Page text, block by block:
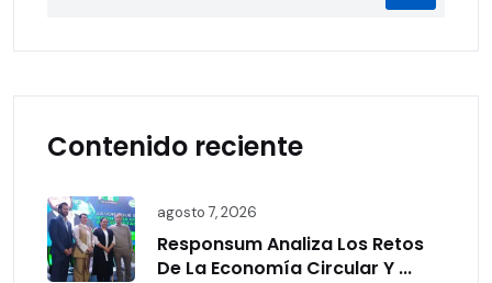
Contenido reciente
agosto 7, 2026
Responsum Analiza Los Retos
De La Economía Circular Y ...